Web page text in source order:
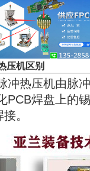
压机区别
冲热压机由脉
PCB焊盘上的
。